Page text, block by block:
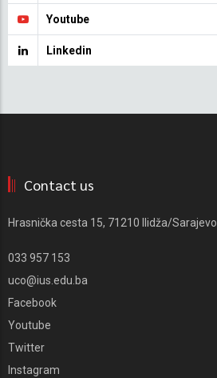
Youtube
Linkedin
Contact us
Hrasnička cesta 15, 71210 Ilidža/Sarajevo
033 957 153
uco@ius.edu.ba
Facebook
Youtube
Twitter
Instagram